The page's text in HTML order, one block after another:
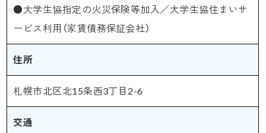
●大学生協指定の火災保険等加入／大学生協住まいサ
ービス利用（家賃債務保証会社）
住所
札幌市北区北15条西3丁目2-6
交通